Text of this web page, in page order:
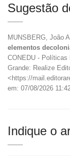
Sugestão
MUNSBERG, João
elementos
CONEDU - Políticas
Grande: Realize
<https://
em: 07/08/2026
Indique o